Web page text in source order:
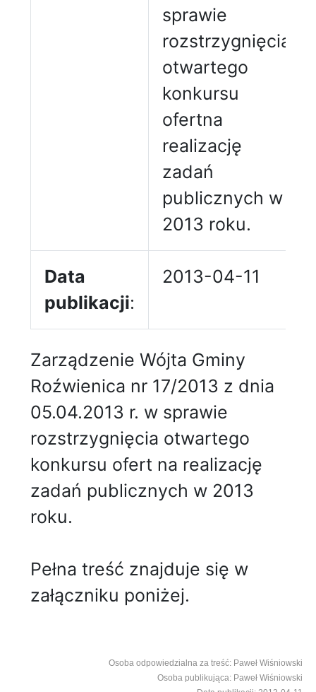
sprawie
rozstrzygnięcia
otwartego
konkursu
ofertna
realizację
zadań
publicznych w
2013 roku.
Data
publikacji:
2013-04-11
Zarządzenie Wójta Gminy
Roźwienica nr 17/2013 z dnia
05.04.2013 r. w sprawie
rozstrzygnięcia otwartego
konkursu ofert na realizację
zadań publicznych w 2013
roku.
Pełna treść znajduje się w
załączniku poniżej.
Osoba odpowiedzialna za treść: Paweł Wiśniowski
Osoba publikująca: Paweł Wiśniowski